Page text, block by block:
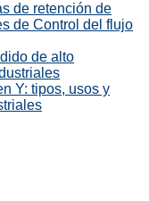
de retención de
de Control del flujo
de alto
Y: tipos, usos y